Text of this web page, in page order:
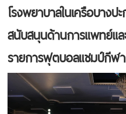
โรงพยาบาลในเครือบาง
สนับสนุนด้านการแพทย์แ
รายการฟุตบอลแชมป์กีฬา